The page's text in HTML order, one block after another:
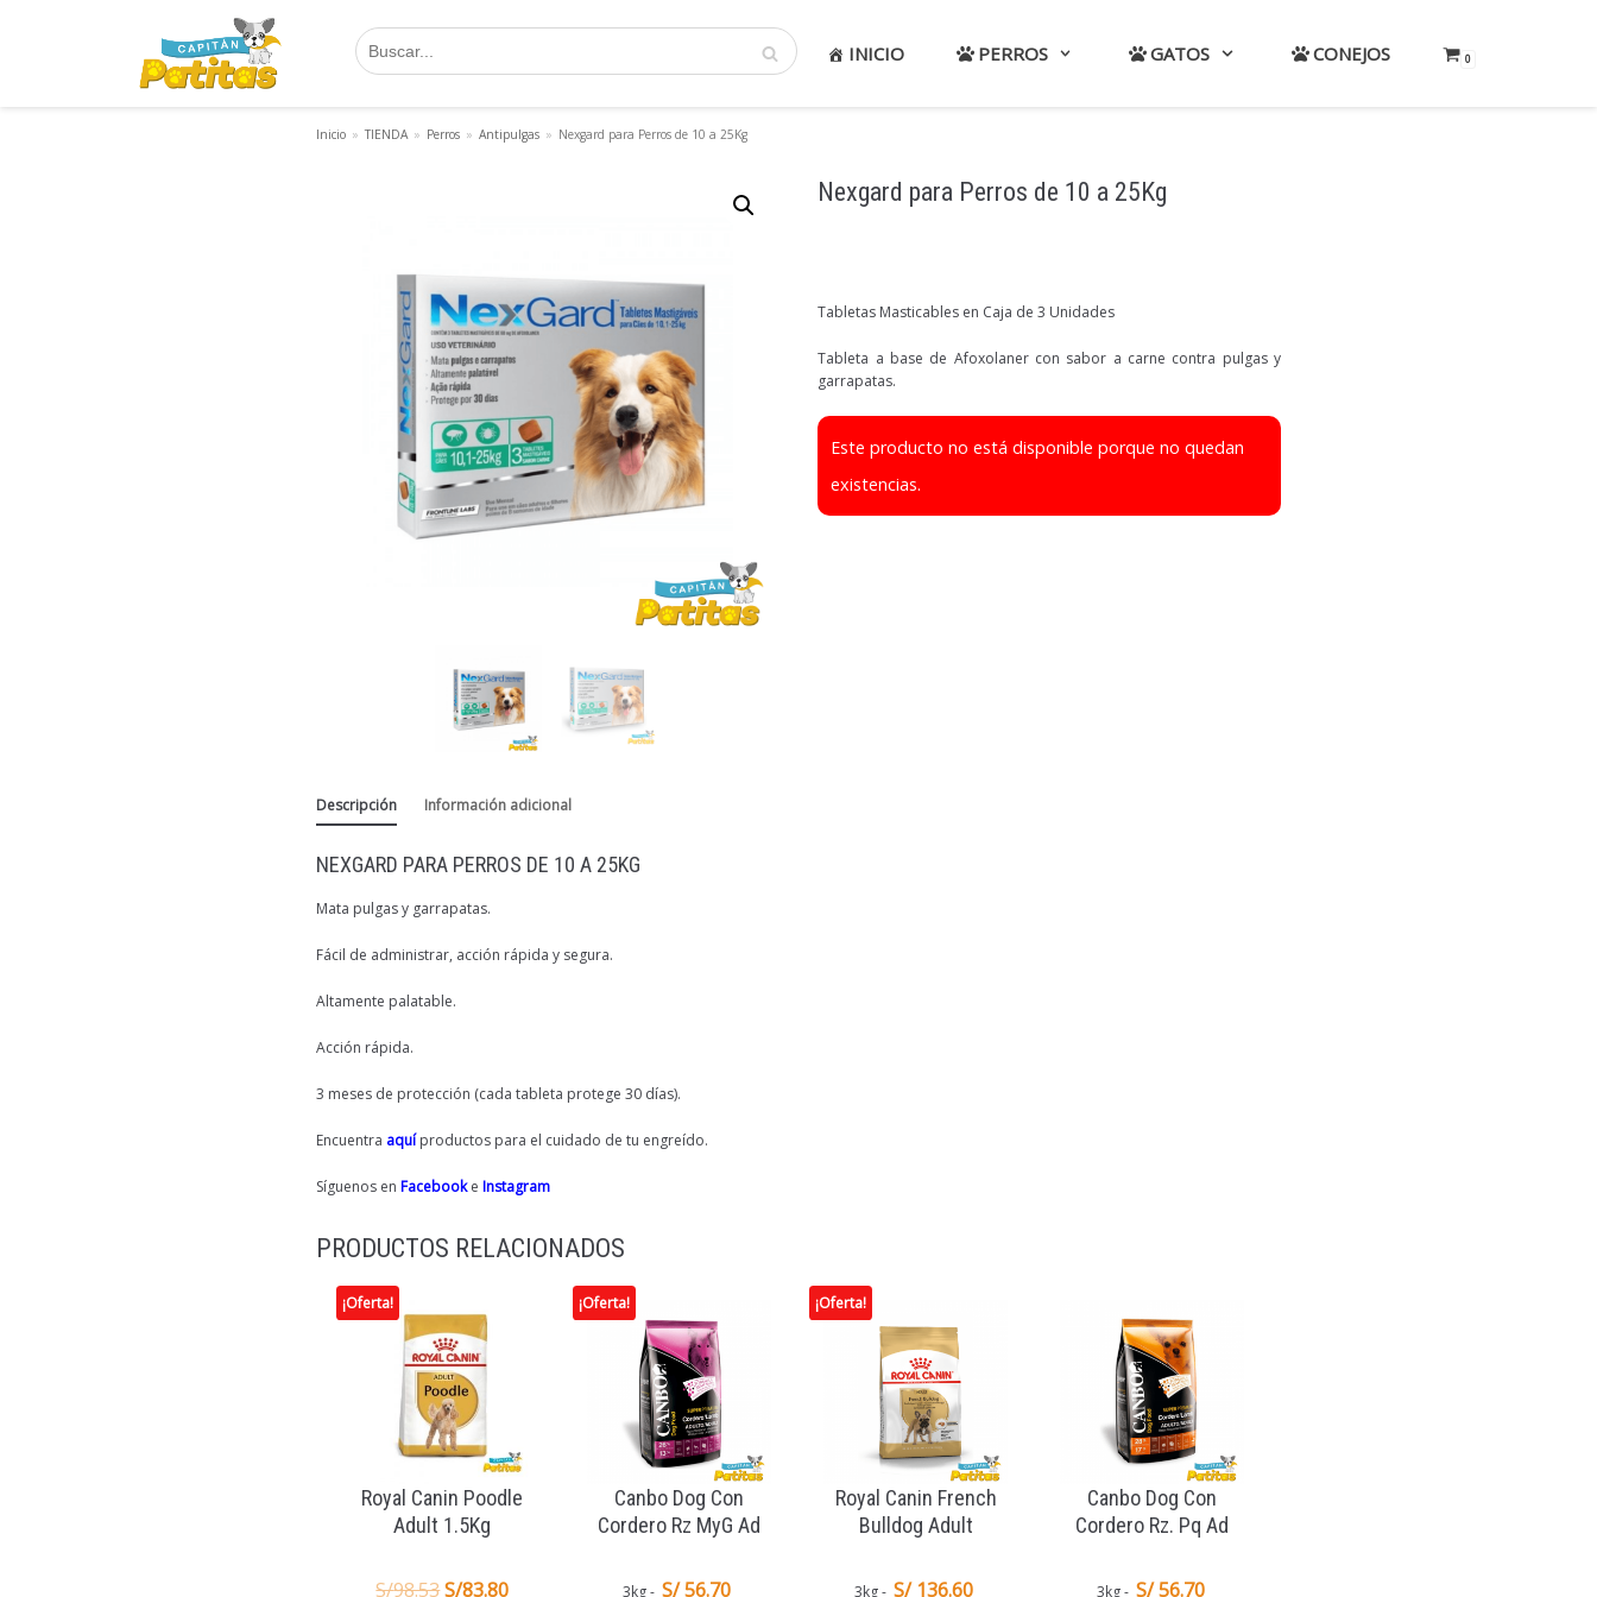
INICIO PERROS GATOS CONEJOS 0
Inicio » TIENDA » Perros » Antipulgas » Nexgard para Perros de 10 a 25Kg
Nexgard para Perros de 10 a 25Kg
Tabletas Masticables en Caja de 3 Unidades
Tableta a base de Afoxolaner con sabor a carne contra pulgas y
garrapatas.
Este producto no está disponible porque no quedan
existencias.
Descripción Información adicional
NEXGARD PARA PERROS DE 10 A 25KG
Mata pulgas y garrapatas.
Fácil de administrar, acción rápida y segura.
Altamente palatable.
Acción rápida.
3 meses de protección (cada tableta protege 30 días).
Encuentra aquíproductos para el cuidado de tu engreído.
Síguenos en Facebooke Instagram
PRODUCTOS RELACIONADOS
¡Oferta!
Royal Canin Poodle
Adult 1.5Kg
S/98.53S/83.80
¡Oferta!
Canbo Dog Con
Cordero Rz MyG Ad
3kg S/ 56.70
¡Oferta!
Royal Canin French
Bulldog Adult
3kg S/ 136.60
Canbo Dog Con
Cordero Rz. Pq Ad
3kg S/ 56.70